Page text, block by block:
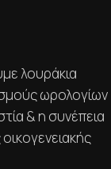
λουράκια
ωρολογίων
& η συνέπεια